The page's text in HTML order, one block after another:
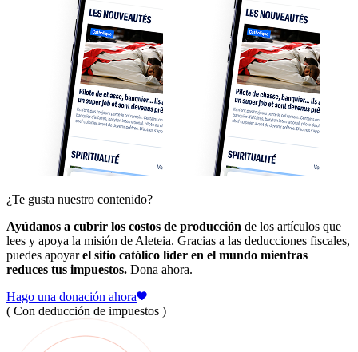
¿Te gusta nuestro contenido?
Ayúdanos a cubrir los costos de producción de los artículos que
lees y apoya la misión de Aleteia. Gracias a las deducciones fiscales,
puedes apoyarel sitio católico líder en el mundo mientras
reduces tus impuestos. Dona ahora.
Hago una donación ahora
( Con deducción de impuestos )